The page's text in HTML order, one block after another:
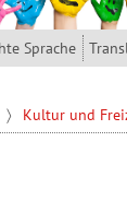
Sprache
Kultur und